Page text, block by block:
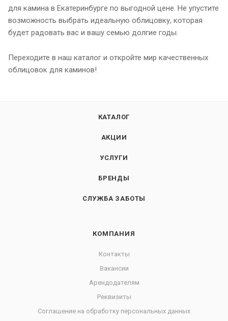
для камина в Екатеринбурге по выгодной цене. Не упустите
возможность выбрать идеальную облицовку, которая
будет радовать вас и вашу семью долгие годы.
Переходите в наш каталог и откройте мир качественных
облицовок для каминов!
КАТАЛОГ
АКЦИИ
УСЛУГИ
БРЕНДЫ
СЛУЖБА ЗАБОТЫ
КОМПАНИЯ
Контакты
Вакансии
Арендодателям
Реквизиты
Соглашение на обработку персональных данных